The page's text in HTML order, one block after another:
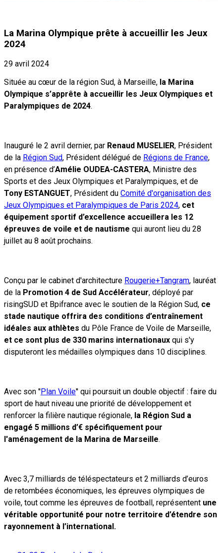
La Marina Olympique prête à accueillir les Jeux
2024
29 avril 2024
Située au cœur de la région Sud, à Marseille, la Marina
Olympique s’apprête à accueillir les Jeux Olympiques et
Paralympiques de 2024.
Inauguré le 2 avril dernier, par Renaud MUSELIER, Président
de la Région Sud, Président délégué de Régions de France,
en présence d’Amélie OUDEA-CASTERA, Ministre des
Sports et des Jeux Olympiques et Paralympiques, et de
Tony ESTANGUET, Président du Comité d'organisation des
Jeux Olympiques et Paralympiques de Paris 2024, cet
équipement sportif d’excellence accueillera les 12
épreuves de voile et de nautisme qui auront lieu du 28
juillet au 8 août prochains.
Conçu par le cabinet d'architecture Rougerie+Tangram, lauréat
de la Promotion 4 de Sud Accélérateur, déployé par
risingSUD et Bpifrance avec le soutien de la Région Sud, ce
stade nautique offrira des conditions d’entraînement
idéales aux athlètes du Pôle France de Voile de Marseille,
et ce sont plus de 330 marins internationaux qui s'y
disputeront les médailles olympiques dans 10 disciplines.
Avec son ''Plan Voile'' qui poursuit un double objectif : faire du
sport de haut niveau une priorité de développement et
renforcer la filière nautique régionale, la Région Sud a
engagé 5 millions d’€ spécifiquement pour
l'aménagement de la Marina de Marseille.
Avec 3,7 milliards de téléspectateurs et 2 milliards d’euros
de retombées économiques, les épreuves olympiques de
voile, tout comme les épreuves de football, représentent une
véritable opportunité pour notre territoire d’étendre son
rayonnement à l’international.